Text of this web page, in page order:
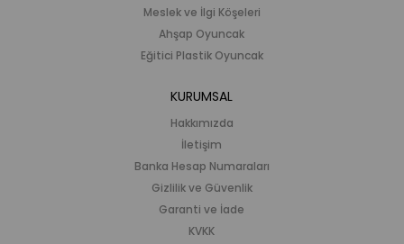
Meslek ve İlgi Köşeleri
Ahşap Oyuncak
Eğitici Plastik Oyuncak
KURUMSAL
Hakkımızda
İletişim
Banka Hesap Numaraları
Gizlilik ve Güvenlik
Garanti ve İade
KVKK